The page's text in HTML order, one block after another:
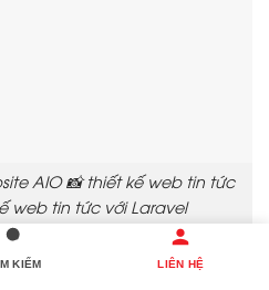
AIO 📸 thiết kế web tin tức
web tin tức với Laravel
nhà cung cấp thiết kế
KIẾM LIÊN HỆ